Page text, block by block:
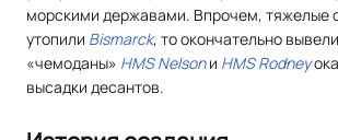
морскими державами. Впрочем, тяжелые
утопили Bismarck, то окончательно
«чемоданы» HMS Nelsonи HMS Rodney
высадки десантов.